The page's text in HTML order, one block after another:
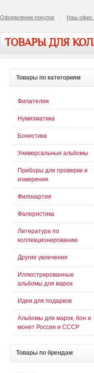
Оформление покупок Наш офис
ТОВАРЫ ДЛЯ
Товары по категориям
Филателия
Нумизматика
Бонистика
Универсальные альбомы
Приборы для проверки и
измерения
Филокартия
Фалеристика
Литература по
коллекционированию
Другие увлечения
Иллюстрированные
альбомы для марок
Идеи для подарков
Альбомы для марок, бон и
монет России и СССР
Товары по брендам